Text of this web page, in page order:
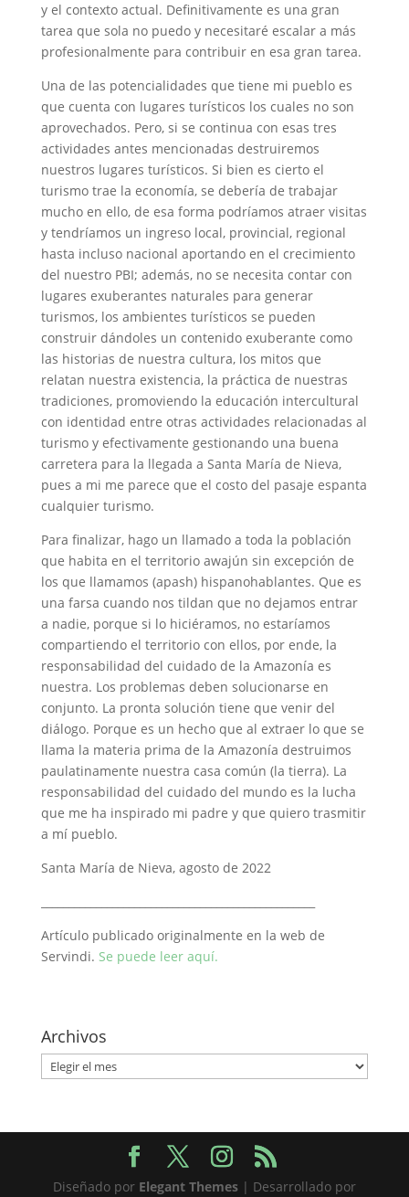
y el contexto actual. Definitivamente es una gran
tarea que sola no puedo y necesitaré escalar a más
profesionalmente para contribuir en esa gran tarea.
Una de las potencialidades que tiene mi pueblo es
que cuenta con lugares turísticos los cuales no son
aprovechados. Pero, si se continua con esas tres
actividades antes mencionadas destruiremos
nuestros lugares turísticos. Si bien es cierto el
turismo trae la economía, se debería de trabajar
mucho en ello, de esa forma podríamos atraer visitas
y tendríamos un ingreso local, provincial, regional
hasta incluso nacional aportando en el crecimiento
del nuestro PBI; además, no se necesita contar con
lugares exuberantes naturales para generar
turismos, los ambientes turísticos se pueden
construir dándoles un contenido exuberante como
las historias de nuestra cultura, los mitos que
relatan nuestra existencia, la práctica de nuestras
tradiciones, promoviendo la educación intercultural
con identidad entre otras actividades relacionadas al
turismo y efectivamente gestionando una buena
carretera para la llegada a Santa María de Nieva,
pues a mi me parece que el costo del pasaje espanta
cualquier turismo.
Para finalizar, hago un llamado a toda la población
que habita en el territorio awajún sin excepción de
los que llamamos (apash) hispanohablantes. Que es
una farsa cuando nos tildan que no dejamos entrar
a nadie, porque si lo hiciéramos, no estaríamos
compartiendo el territorio con ellos, por ende, la
responsabilidad del cuidado de la Amazonía es
nuestra. Los problemas deben solucionarse en
conjunto. La pronta solución tiene que venir del
diálogo. Porque es un hecho que al extraer lo que se
llama la materia prima de la Amazonía destruimos
paulatinamente nuestra casa común (la tierra). La
responsabilidad del cuidado del mundo es la lucha
que me ha inspirado mi padre y que quiero trasmitir
a mí pueblo.
Santa María de Nieva, agosto de 2022
Artículo publicado originalmente en la web de
Servindi. Se puede leer aquí.
Archivos
Archivos
Diseñado por Elegant Themes| Desarrollado por